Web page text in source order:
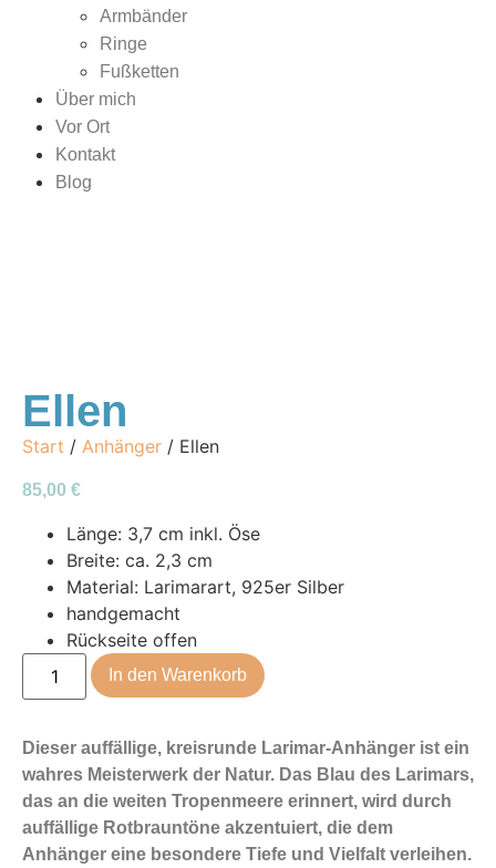
Armbänder
Ringe
Fußketten
Über mich
Vor Ort
Kontakt
Blog
Ellen
Start / Anhänger / Ellen
85,00 €
Länge: 3,7 cm inkl. Öse
Breite: ca. 2,3 cm
Material: Larimarart, 925er Silber
handgemacht
Rückseite offen
In den Warenkorb
Dieser auffällige, kreisrunde Larimar-Anhänger ist ein
wahres Meisterwerk der Natur. Das Blau des Larimars,
das an die weiten Tropenmeere erinnert, wird durch
auffällige Rotbrauntöne akzentuiert, die dem
Anhänger eine besondere Tiefe und Vielfalt verleihen.